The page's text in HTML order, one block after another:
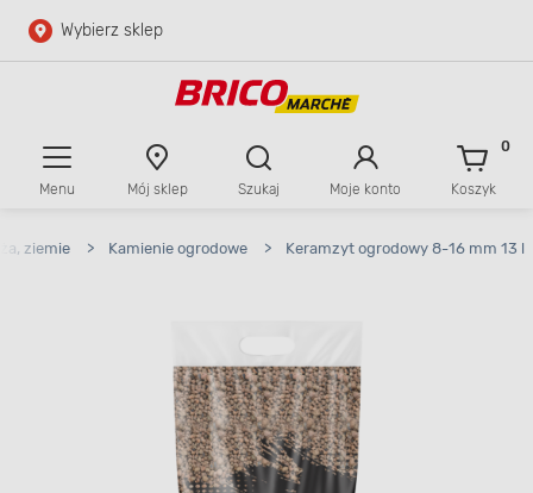
Przejdź do głównej zawartości
Wybierz sklep
Menu Mój sklep Szukaj Moje konto Koszyk
0
ziemie > Kamienie ogrodowe > Keramzyt ogrodowy 8-16 mm 13 l